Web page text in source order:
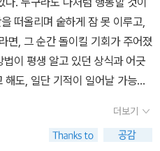
마을 사람들을 통해 수빈과 친구
나이와 똑같았을 사람들의 이야
면서 ‘나은’과도 마주하게 된다.
게 연결되었는지 확인한다. 수빈
고 이후 도망치듯 소소리를 떠난
사실이라는 걸 깨닫게 된다. 모
묵직한 주제를 다뤄서 놀랐다.
누구도 사랑 없이 어떤 행동을 하
아니라고 할 수는 없을 것 같다.
보게 만드는 특별한 소설이다.
하고 죽은 열여덟 살 수빈이 있었
었던 바닷가 마을 소소리로 떠난
돌아가는 꿈이었다. 과거로 돌
을 수 있을까. 수빈의 죽음을 막
어떻게 될 것인가. 꿈속에 미래
은은 고민에 빠진다. 그래서 그
떠올리며 숱하게 잠 못 이루고,
면, 그 순간 돌이킬 기회가 주어졌
이 평생 알고 있던 상식과 어긋
도, 일단 기적이 일어날 가능성
꾸는 중이었다. 잊을 수 없는 십
이 꿈이 되어 나타나고 있었다.
더보기